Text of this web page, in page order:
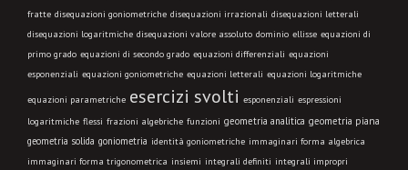
fratte disequazioni goniometriche disequazioni irrazionali disequazioni letterali
disequazioni logaritmiche disequazioni valore assoluto dominio ellisse equazioni di
primo grado equazioni di secondo grado equazioni differenziali equazioni
esponenziali equazioni goniometriche equazioni letterali equazioni logaritmiche
equazioni parametriche esercizi svolti esponenziali espressioni
logaritmiche flessi frazioni algebriche funzioni geometria analitica geometria piana
geometria solida goniometria identità goniometriche immaginari forma algebrica
immaginari forma trigonometrica insiemi integrali definiti integrali impropri